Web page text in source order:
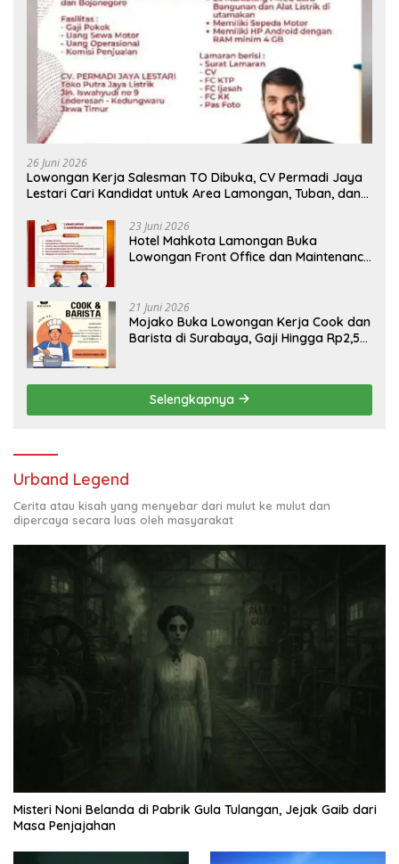
26 Juni 2026
Lowongan Kerja Salesman TO Dibuka, CV Permadi Jaya
Lestari Cari Kandidat untuk Area Lamongan, Tuban, dan
23 Juni 2026
Hotel Mahkota Lamongan Buka
Lowongan Front Office dan Maintenance
21 Juni 2026
Mojako Buka Lowongan Kerja Cook dan
Barista di Surabaya, Gaji Hingga Rp2,5
Selengkapnya
Urband Legend
Cerita atau kisah yang menyebar dari mulut ke mulut dan
dipercaya secara luas oleh masyarakat
Misteri Noni Belanda di Pabrik Gula Tulangan, Jejak Gaib dari
Masa Penjajahan